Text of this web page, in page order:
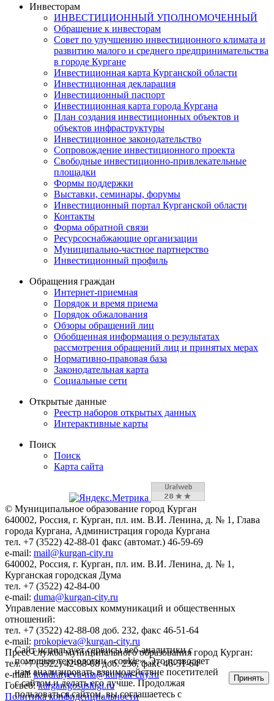
Инвесторам
ИНВЕСТИЦИОННЫЙ УПОЛНОМОЧЕННЫЙ
Обращение к инвесторам
Совет по улучшению инвестиционного климата и
развитию малого и среднего предпринимательства
в городе Кургане
Инвестиционная карта Курганской области
Инвестиционная декларация
Инвестиционный паспорт
Инвестиционная карта города Кургана
План создания инвестиционных объектов и
объектов инфраструктуры
Инвестиционное законодательство
Сопровождение инвестиционного проекта
Свободные инвестиционно-привлекательные
площадки
Формы поддержки
Выставки, семинары, форумы
Инвестиционный портал Курганской области
Контакты
Форма обратной связи
Ресурсоснабжающие организации
Муниципально-частное партнерство
Инвестиционный профиль
Обращения граждан
Интернет-приемная
Порядок и время приема
Порядок обжалования
Обзоры обращений лиц
Обобщенная информация о результатах
рассмотрения обращений лиц и принятых мерах
Нормативно-правовая база
Законодательная карта
Социальные сети
Открытые данные
Реестр наборов открытых данных
Интерактивные карты
Поиск
Поиск
Карта сайта
© Муниципальное образование город Курган
640002, Россия, г. Курган, пл. им. В.И. Ленина, д. № 1, Глава
города Кургана, Администрация города Кургана
тел. +7 (3522) 42-88-01 факс (автомат.) 46-59-69
e-mail: mail@kurgan-city.ru
640002, Россия, г. Курган, пл. им. В.И. Ленина, д. № 1,
Курганская городская Дума
тел. +7 (3522) 42-84-00
e-mail: duma@kurgan-city.ru
Управление массовых коммуникаций и общественных
отношений:
тел. +7 (3522) 42-88-08 доб. 232, факс 46-51-64
e-mail: prokopieva@kurgan-city.ru
Пресс-служба муниципального образования город Курган:
тел. +7 (3522) 42-88-08 доб. 236, факс 46-51-64
e-mail:kondratyeva-ma@kurgan-city.ru
Госвеб:kurgan.gosuslugi.ru
Политика конфиденциальности
Сайт использует сервисы веб-аналитики с
помощью технологии «cookie». Это позволяет
нам анализировать взаимодействие посетителей
с сайтом и делать его лучше. Продолжая
пользоваться сайтом, вы соглашаетесь с
Принять